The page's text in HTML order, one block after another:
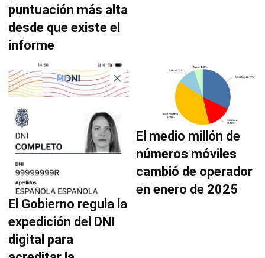
puntuación más alta
desde que existe el
informe
El Gobierno regula la
expedición del DNI
digital para
El medio millón de
números móviles
cambió de operador
en enero de 2025